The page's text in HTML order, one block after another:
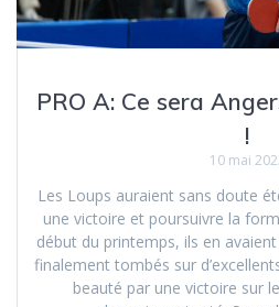
PRO A: Ce sera
!
10 mai
Les Loups auraient sans doute
une victoire et poursuivre la
début du printemps, ils en
finalement tombés sur
beauté par une victoire sur